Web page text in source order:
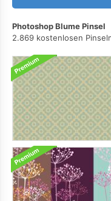
Photoshop Blume Pinsel
2.869 kostenlosen